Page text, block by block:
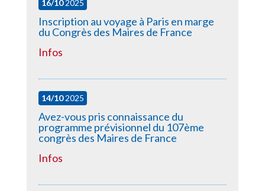
16/102025
Inscription au voyage à Paris en marge
du Congrès des Maires de France
Infos
14/102025
Avez-vous pris connaissance du
programme prévisionnel du 107ème
congrès des Maires de France
Infos